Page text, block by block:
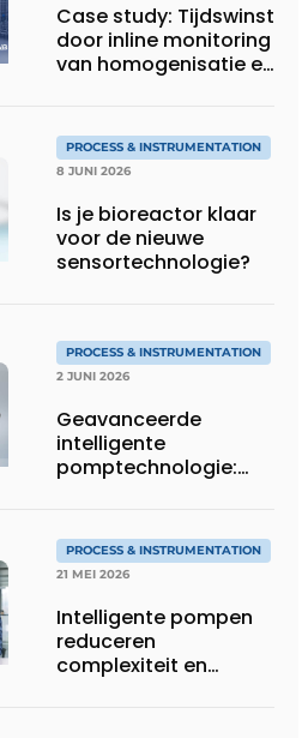
Case study: Tijdswinst
door inline monitoring
van homogenisatie en
PROCESS & INSTRUMENTATION
8 JUNI 2026
Is je bioreactor klaar
voor de nieuwe
sensortechnologie?
PROCESS & INSTRUMENTATION
2 JUNI 2026
Geavanceerde
intelligente
pomptechnologie:
PROCESS & INSTRUMENTATION
21 MEI 2026
Intelligente pompen
reduceren
complexiteit en